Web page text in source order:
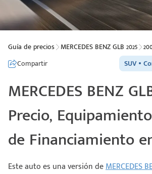
Guía de precios MERCEDES BENZ GLB 2025
Compartir
SUV
MERCEDES BENZ
Precio,
de Financiamiento
Este auto es una versión deMERCEDES